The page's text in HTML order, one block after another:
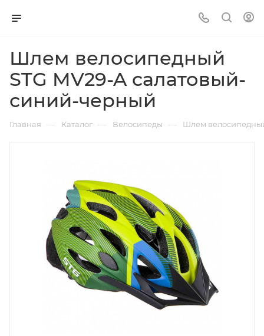
Шлем велосипедный
STG MV29-A салатовый-
синий-черный
Главная — Каталог — Велосипеды — Шлем